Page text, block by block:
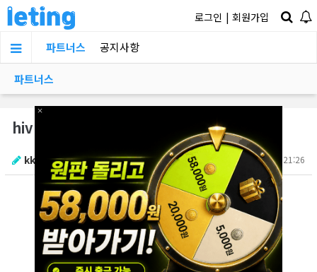
로그인 | 회원가입
파트너스 공지사항
파트너스
hiv 감염된 의사 논란ㄷㄷ
kkkkk1212 2025.12.03 21:26
×